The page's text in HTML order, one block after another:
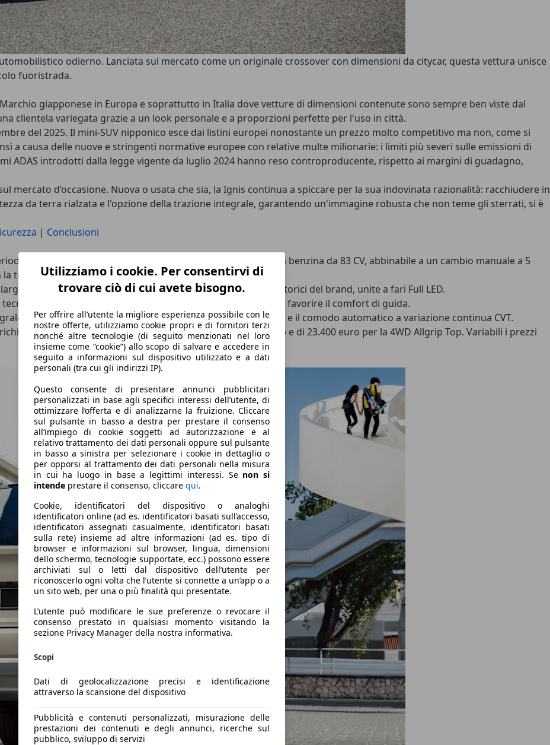
Utilizziamo i cookie. Per consentirvi di
trovare ciò di cui avete bisogno.
Per offrire all’utente la migliore esperienza possibile con le
nostre offerte, utilizziamo cookie propri e di fornitori terzi
nonché altre tecnologie (di seguito menzionati nel loro
insieme come “cookie”) allo scopo di salvare e accedere in
seguito a informazioni sul dispositivo utilizzato e a dati
personali (tra cui gli indirizzi IP).
Questo consente di presentare annunci pubblicitari
personalizzati in base agli specifici interessi dell’utente, di
ottimizzare l’offerta e di analizzarne la fruizione. Cliccare
sul pulsante in basso a destra per prestare il consenso
all’impiego di cookie soggetti ad autorizzazione e al
relativo trattamento dei dati personali oppure sul pulsante
in basso a sinistra per selezionare i cookie in dettaglio o
per opporsi al trattamento dei dati personali nella misura
in cui ha luogo in base a legittimi interessi. Se non si
intende prestare il consenso, cliccare qui.
Cookie, identificatori del dispositivo o analoghi
identificatori online (ad es. identificatori basati sull’accesso,
identificatori assegnati casualmente, identificatori basati
sulla rete) insieme ad altre informazioni (ad es. tipo di
browser e informazioni sul browser, lingua, dimensioni
dello schermo, tecnologie supportate, ecc.) possono essere
archiviati sul o letti dal dispositivo dell’utente per
riconoscerlo ogni volta che l’utente si connette a un’app o a
un sito web, per una o più finalità qui presentate.
L’utente può modificare le sue preferenze o revocare il
consenso prestato in qualsiasi momento visitando la
sezione Privacy Manager della nostra informativa.
Scopi
Dati di geolocalizzazione precisi e identificazione
attraverso la scansione del dispositivo
Pubblicità e contenuti personalizzati, misurazione delle
prestazioni dei contenuti e degli annunci, ricerche sul
pubblico, sviluppo di servizi
odierno. Lanciata sul mercato come un originale crossover con dimensioni da citycar, questa vettura unisce
fuoristrada.
giapponese in Europa e soprattutto in Italia dove vetture di dimensioni contenute sono sempre ben viste dal
clientela variegata grazie a un look personale e a proporzioni perfette per l'uso in città.
del 2025. Il mini-SUV nipponico esce dai listini europei nonostante un prezzo molto competitivo ma non, come si
a causa delle nuove e stringenti normative europee con relative multe milionarie: i limiti più severi sulle emissioni di
ADAS introdotti dalla legge vigente da luglio 2024 hanno reso controproducente, rispetto ai margini di guadagno,
mercato d’occasione. Nuova o usata che sia, la Ignis continua a spiccare per la sua indovinata razionalità: racchiudere in
da terra rialzata e l'opzione della trazione integrale, garantendo un'immagine robusta che non teme gli sterrati, si è
| Conclusioni
di commercializzazione è stata il 1.2 Mild-Hybrid (MHEV) a benzina da 83 CV, abbinabile a un cambio manuale a 5
la trazione integrale.
e un montante posteriore massiccio ispirato ai modelli storici del brand, unite a fari Full LED.
con un quadro strumenti chiaro e sedili ergonomici per favorire il comfort di guida.
e offre la scelta tra il classico cambio manuale a 5 rapporti e il comodo automatico a variazione continua CVT.
una spesa di 21.400 euro per la versione 1.2 2WD Top e di 23.400 euro per la 4WD Allgrip Top. Variabili i prezzi